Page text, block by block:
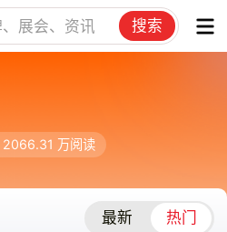
搜索
2066.31 万阅读
最新 热门